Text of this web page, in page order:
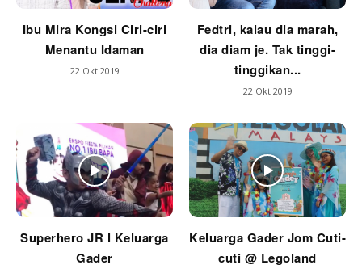
Ibu Mira Kongsi Ciri-ciri
Menantu Idaman
22 Okt 2019
Fedtri, kalau dia marah,
dia diam je. Tak tinggi-
tinggikan...
22 Okt 2019
Superhero JR l Keluarga
Gader
Keluarga Gader Jom Cuti-
cuti @ Legoland